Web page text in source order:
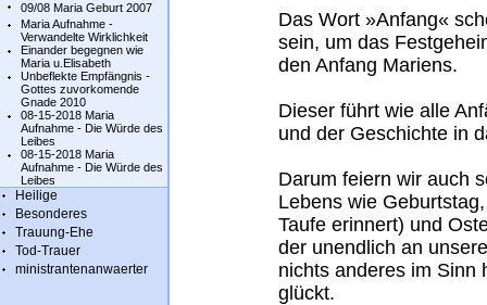
09/08 Maria Geburt 2007
Maria Aufnahme -
Verwandelte Wirklichkeit
Einander begegnen wie
Maria u.Elisabeth
Unbeflekte Empfängnis -
Gottes zuvorkomende
Gnade 2010
08-15-2018 Maria
Aufnahme - Die Würde des
Leibes
08-15-2018 Maria
Aufnahme - Die Würde des
Leibes
Heilige
Besonderes
Trauung-Ehe
Tod-Trauer
ministrantenanwaerter
Das Wort »Anfang«
sein, um das
den Anfang Mariens.
Dieser führt wie alle
und der Geschichte in
Darum feiern wir auch
Lebens wie
Taufe erinnert) und
der unendlich an
nichts anderes im Sinn
glückt.